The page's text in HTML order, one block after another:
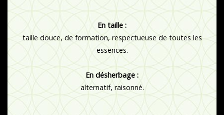
En taille :
taille douce, de formation, respectueuse de toutes les
essences.
En désherbage :
alternatif, raisonné.